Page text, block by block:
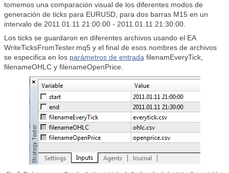
tomemos una comparación visual de los diferentes modos de
generación de ticks para EURUSD, para dos barras M15 en un
intervalo de 2011.01.11 21:00:00 - 2011.01.11 21:30:00.
Los ticks se guardaron en diferentes archivos usando el EA
WriteTicksFromTester.mq5 y el final de esos nombres de archivos
se especifica en los parámetros de entrada filenamEveryTick,
filenameOHLC y filenameOpenPrice.